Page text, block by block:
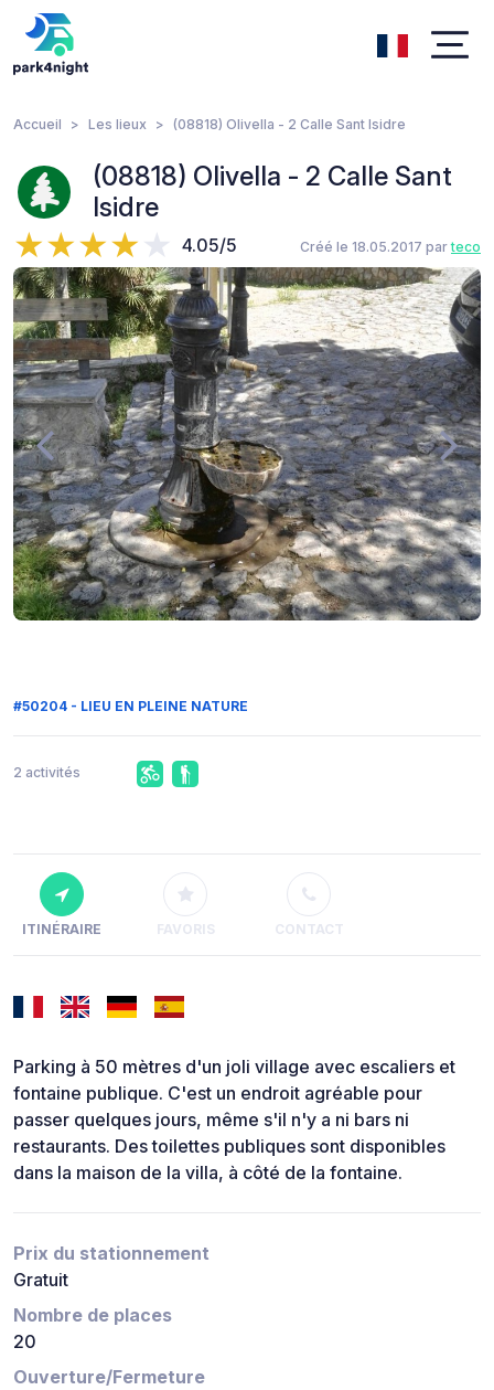
Accueil Les lieux (08818) Olivella - 2 Calle Sant Isidre
(08818) Olivella - 2 Calle Sant
Isidre
4.05/5 Créé le 18.05.2017 parteco
#50204 - LIEU EN PLEINE NATURE
2 activités
ITINÉRAIRE FAVORIS CONTACT
Parking à 50 mètres d'un joli village avec escaliers et
fontaine publique. C'est un endroit agréable pour
passer quelques jours, même s'il n'y a ni bars ni
restaurants. Des toilettes publiques sont disponibles
dans la maison de la villa, à côté de la fontaine.
Prix du stationnement
Gratuit
Nombre de places
20
Ouverture/Fermeture